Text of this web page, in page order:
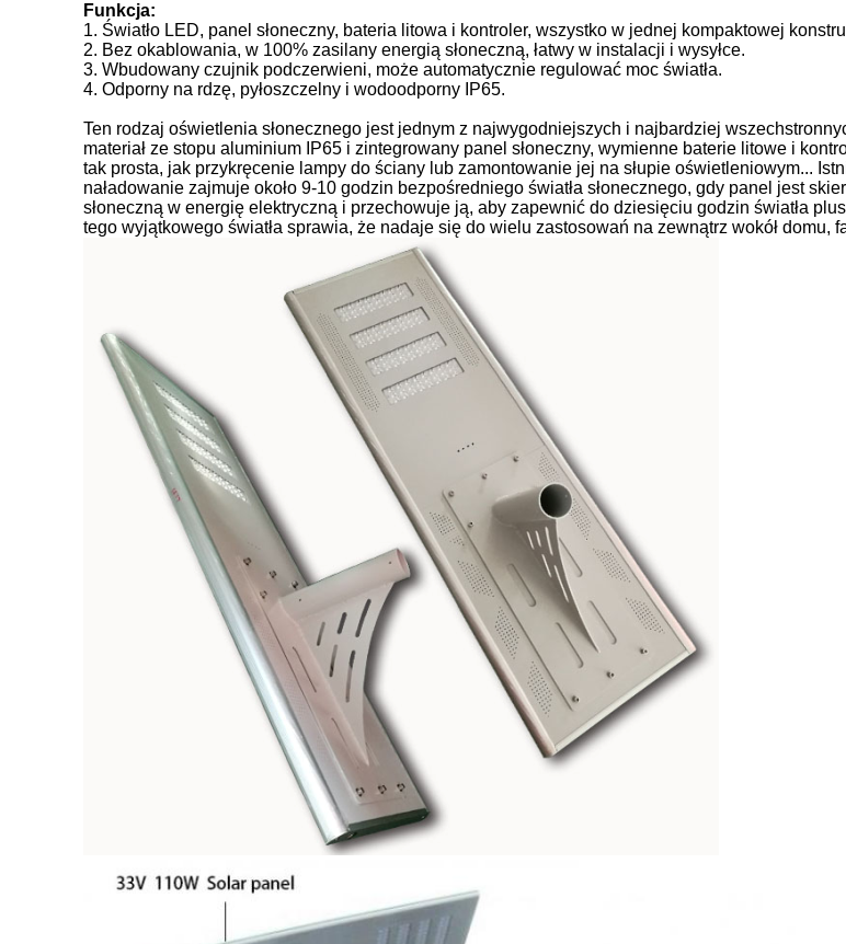
Funkcja:
1. Światło LED, panel słoneczny, bateria litowa i kontroler, wszystko w jednej kompaktowej
2. Bez okablowania, w 100% zasilany energią słoneczną, łatwy w instalacji i wysyłce.
3. Wbudowany czujnik podczerwieni, może automatycznie regulować moc światła.
4. Odporny na rdzę, pyłoszczelny i wodoodporny IP65.
Ten rodzaj oświetlenia słonecznego jest jednym z najwygodniejszych i najbardziej
materiał ze stopu aluminium IP65 i zintegrowany panel słoneczny, wymienne baterie litowe i
tak prosta, jak przykręcenie lampy do ściany lub zamontowanie jej na słupie oświetleniowym...
naładowanie zajmuje około 9-10 godzin bezpośredniego światła słonecznego, gdy panel jest
słoneczną w energię elektryczną i przechowuje ją, aby zapewnić do dziesięciu godzin światła
tego wyjątkowego światła sprawia, że ​​nadaje się do wielu zastosowań na zewnątrz wokół domu,